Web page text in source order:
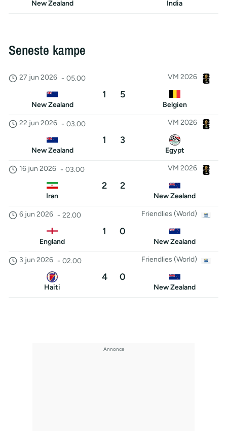
New Zealand India
Seneste kampe
VM 2026
27 jun 2026 - 05.00
New Zealand
1 5
Belgien
VM 2026
22 jun 2026 - 03.00
New Zealand
1 3
Egypt
VM 2026
16 jun 2026 - 03.00
Iran
2 2
New Zealand
Friendlies (World)
6 jun 2026 - 22.00
England
1 0
New Zealand
Friendlies (World)
3 jun 2026 - 02.00
Haiti
4 0
New Zealand